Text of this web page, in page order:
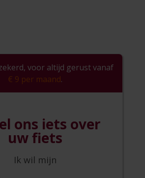
voor altijd gerust vanaf
€ 9 per maand.
ons iets over
uw fiets
Ik wil mijn